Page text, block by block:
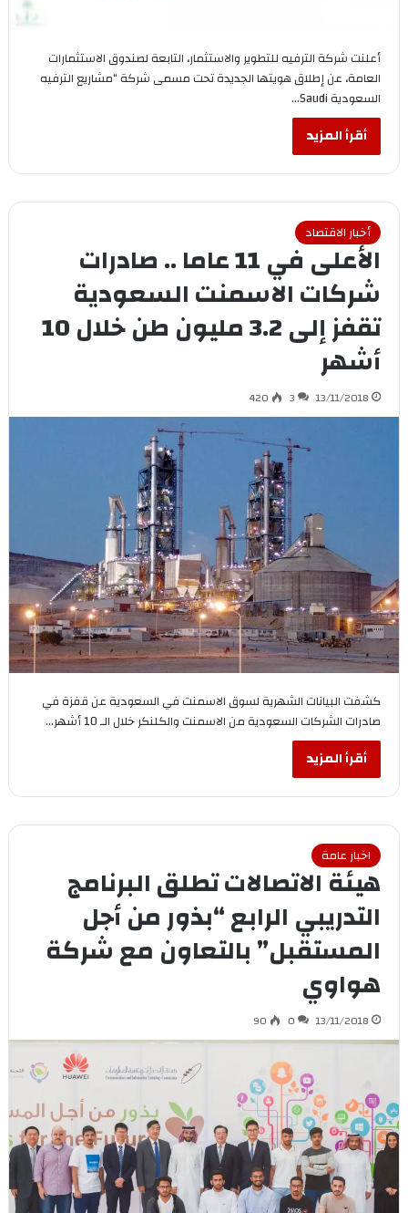
أعلنت شركة الترفيه للتطوير والاستثمار، التابعة لصندوق الاستثمارات
العامة، عن إطلاق هويتها الجديدة تحت مسمى شركة “مشاريع الترفيه
السعودية Saudi…
أقرأ المزيد
أخبار الاقتصاد
الأعلى في 11 عاما .. صادرات
شركات الاسمنت السعودية
تقفز إلى 3.2 مليون طن خلال 10
أشهر
13/11/2018
3
420
كشفت البيانات الشهرية لسوق الاسمنت في السعودية عن قفزة في
صادرات الشركات السعودية من الاسمنت والكلنكر خلال الـ 10 أشهر…
أقرأ المزيد
اخبار عامة
هيئة الاتصالات تطلق البرنامج
التدريبي الرابع “بذور من أجل
المستقبل” بالتعاون مع شركة
هواوي
13/11/2018
0
90